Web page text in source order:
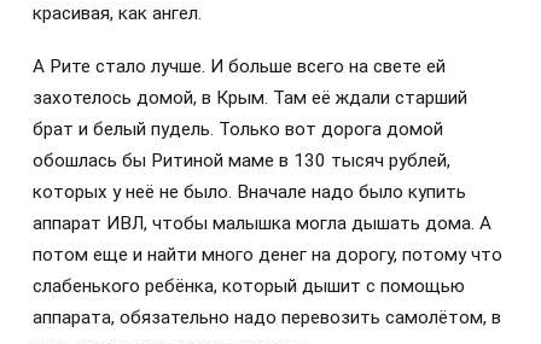
красивая, как ангел.
А Рите стало лучше. И больше всего на свете ей
захотелось домой, в Крым. Там её ждали старший
брат и белый пудель. Только вот дорога домой
обошлась бы Ритиной маме в 130 тысяч рублей,
которых у неё не было. Вначале надо было купить
аппарат ИВЛ, чтобы малышка могла дышать дома. А
потом еще и найти много денег на дорогу, потому что
слабенького ребёнка, который дышит с помощью
аппарата, обязательно надо перевозить самолётом, в